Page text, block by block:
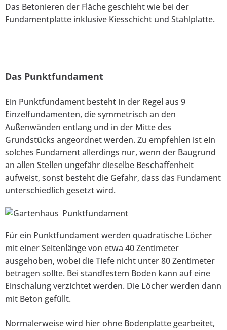
Das Betonieren der Fläche geschieht wie bei der
Fundamentplatte inklusive Kiesschicht und Stahlplatte.
Das Punktfundament
Ein Punktfundament besteht in der Regel aus 9
Einzelfundamenten, die symmetrisch an den
Außenwänden entlang und in der Mitte des
Grundstücks angeordnet werden. Zu empfehlen ist ein
solches Fundament allerdings nur, wenn der Baugrund
an allen Stellen ungefähr dieselbe Beschaffenheit
aufweist, sonst besteht die Gefahr, dass das Fundament
unterschiedlich gesetzt wird.
Für ein Punktfundament werden quadratische Löcher
mit einer Seitenlänge von etwa 40 Zentimeter
ausgehoben, wobei die Tiefe nicht unter 80 Zentimeter
betragen sollte. Bei standfestem Boden kann auf eine
Einschalung verzichtet werden. Die Löcher werden dann
mit Beton gefüllt.
Normalerweise wird hier ohne Bodenplatte gearbeitet,